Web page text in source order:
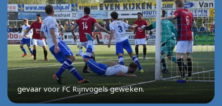
gevaar voor FC Rijnvogels geweken.